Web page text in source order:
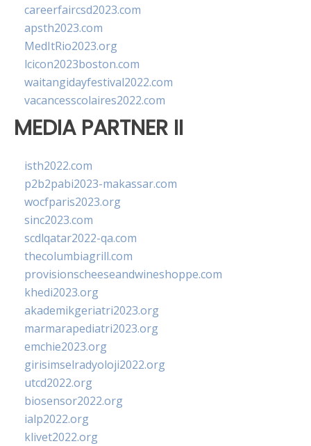
careerfaircsd2023.com
apsth2023.com
MedItRio2023.org
lcicon2023boston.com
waitangidayfestival2022.com
vacancesscolaires2022.com
MEDIA PARTNER II
isth2022.com
p2b2pabi2023-makassar.com
wocfparis2023.org
sinc2023.com
scdlqatar2022-qa.com
thecolumbiagrill.com
provisionscheeseandwineshoppe.com
khedi2023.org
akademikgeriatri2023.org
marmarapediatri2023.org
emchie2023.org
girisimselradyoloji2022.org
utcd2022.org
biosensor2022.org
ialp2022.org
klivet2022.org